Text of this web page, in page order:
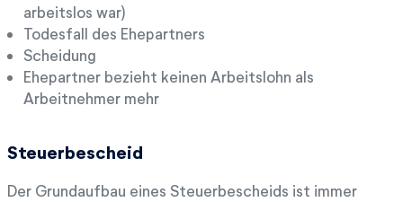
arbeitslos war)
Todesfall des Ehepartners
Scheidung
Ehepartner bezieht keinen Arbeitslohn als
Arbeitnehmer mehr
Steuerbescheid
Der Grundaufbau eines Steuerbescheids ist immer